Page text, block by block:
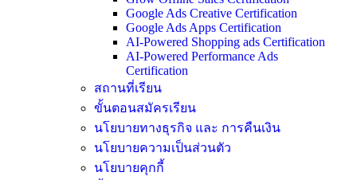
Google Ads Creative Certification
Google Ads Apps Certification
AI-Powered Shopping ads Certification
AI-Powered Performance Ads
Certification
สถานที่เรียน
ขั้นตอนสมัครเรียน
นโยบายทางธุรกิจ และ การคืนเงิน
นโยบายความเป็นส่วนตัว
นโยบายคุกกี้